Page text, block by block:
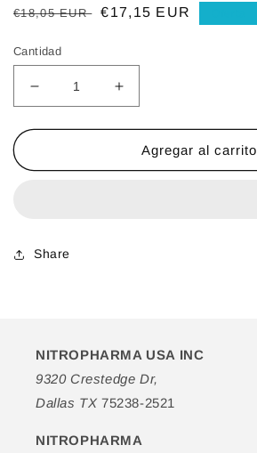
Precio
€18,05 EUR
Precio
€17,15 EUR
Cantidad
Reducir
cantidad
para
Magic
y
Aumentar
cantidad
para
Holiday
Magic
Agregar al carrito
Share
NITROPHARMA USA INC
9320 Crestedge Dr,
Dallas TX 75238-2521
NITROPHARMA